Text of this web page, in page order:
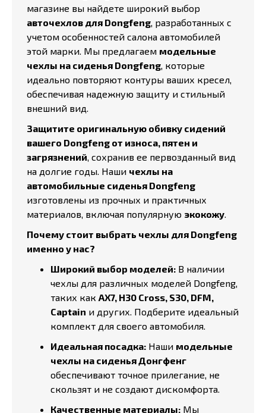
магазине вы найдете широкий выбор
авточехлов для Dongfeng, разработанных с
учетом особенностей салона автомобилей
этой марки. Мы предлагаем модельные
чехлы на сиденья Dongfeng, которые
идеально повторяют контуры ваших кресел,
обеспечивая надежную защиту и стильный
внешний вид.
Защитите оригинальную обивку сидений
вашего Dongfeng от износа, пятен и
загрязнений, сохранив ее первозданный вид
на долгие годы. Наши чехлы на
автомобильные сиденья Dongfeng
изготовлены из прочных и практичных
материалов, включая популярную экокожу.
Почему стоит выбрать чехлы для Dongfeng
именно у нас?
Широкий выбор моделей: В наличии
чехлы для различных моделей Dongfeng,
таких как AX7, H30 Cross, S30, DFM,
Captain и других. Подберите идеальный
комплект для своего автомобиля.
Идеальная посадка: Наши модельные
чехлы на сиденья Донгфенг
обеспечивают точное прилегание, не
скользят и не создают дискомфорта.
Качественные материалы: Мы